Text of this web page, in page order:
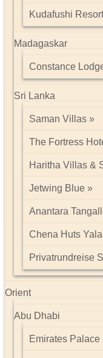
Kudafushi
Madagaskar
Constance
Sri Lanka
Saman Villas
The Fortress
Haritha Villas &
Jetwing Blue
Anantara
Chena Huts
Privatrundreise
Orient
Abu Dhabi
Emirates Palace